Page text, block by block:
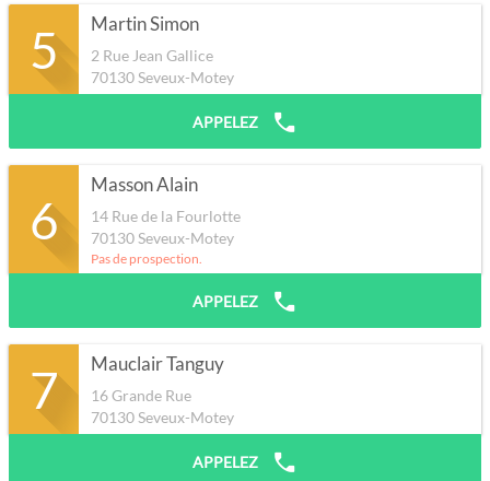
5 Martin Simon
2 Rue Jean Gallice
70130Seveux-Motey
APPELEZ
6
Masson Alain
14 Rue de la Fourlotte
70130Seveux-Motey
Pas de prospection.
APPELEZ
7 Mauclair Tanguy
16 Grande Rue
70130Seveux-Motey
APPELEZ